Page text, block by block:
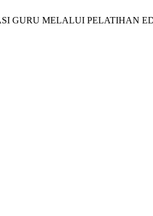
GURU MELALUI PELATIHAN